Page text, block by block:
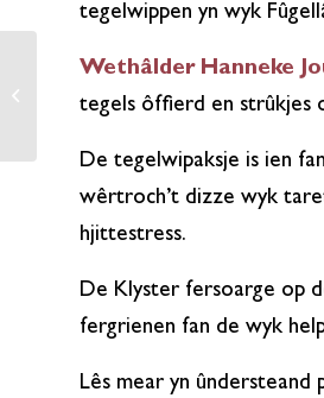
tegelwippen yn wyk
Wethâlder Hanneke
tegels ôffierd en strûkjes
De tegelwipaksje is ien
wêrtroch’t dizze wyk
hjittestress.
De Klyster fersoarge op
fergrienen fan de wyk
Lês mear yn ûndersteand
foarlêsdei oer Egel